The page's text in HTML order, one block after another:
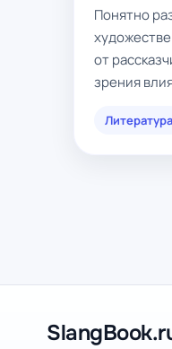
Понятно
от
зрения
Литература